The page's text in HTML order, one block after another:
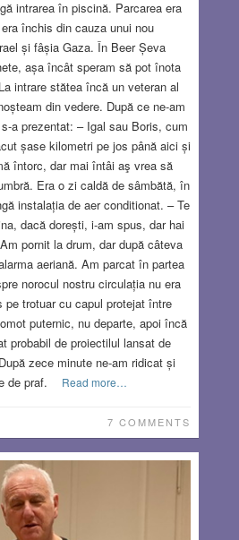
intrarea în piscină. Parcarea era
închis din cauza unui nou
și fâșia Gaza. În Beer Șeva
așa încât speram să pot înota
intrare stătea încă un veteran al
din vedere. După ce ne-am
a prezentat: – Igal sau Boris, cum
șase kilometri pe jos până aici și
întorc, dar mai întâi aş vrea să
Era o zi caldă de sâmbătă, în
instalația de aer conditionat. – Te
dacă dorești, i-am spus, dar hai
pornit la drum, dar după câteva
aeriană. Am parcat în partea
norocul nostru circulația nu era
pe trotuar cu capul protejat între
puternic, nu departe, apoi încă
probabil de proiectilul lansat de
zece minute ne-am ridicat și
de praf.
Read more…
7 COMMENTS